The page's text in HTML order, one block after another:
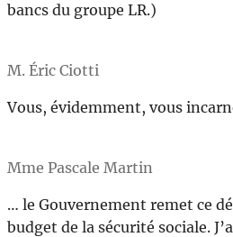
bancs du groupe LR.)
M. Éric Ciotti
Vous, évidemment, vous
Mme Pascale Martin
… le Gouvernement remet ce
budget de la sécurité sociale.